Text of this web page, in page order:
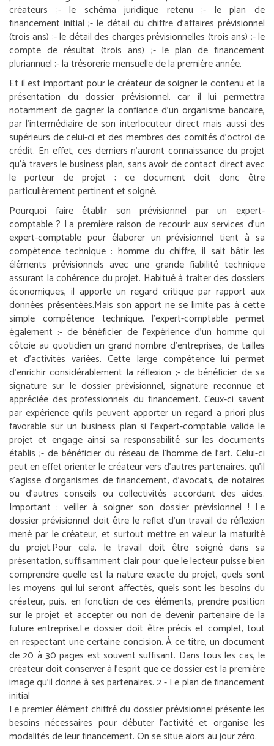
créateurs ;- le schéma juridique retenu ;- le plan de
financement initial ;- le détail du chiffre d’affaires prévisionnel
(trois ans) ;- le détail des charges prévisionnelles (trois ans) ;- le
compte de résultat (trois ans) ;- le plan de financement
pluriannuel ;- la trésorerie mensuelle de la première année.
Et il est important pour le créateur de soigner le contenu et la
présentation du dossier prévisionnel, car il lui permettra
notamment de gagner la confiance d’un organisme bancaire,
par l’intermédiaire de son interlocuteur direct mais aussi des
supérieurs de celui-ci et des membres des comités d’octroi de
crédit. En effet, ces derniers n’auront connaissance du projet
qu’à travers le business plan, sans avoir de contact direct avec
le porteur de projet ; ce document doit donc être
particulièrement pertinent et soigné.
Pourquoi faire établir son prévisionnel par un expert-
comptable ? La première raison de recourir aux services d’un
expert-comptable pour élaborer un prévisionnel tient à sa
compétence technique : homme du chiffre, il sait bâtir les
éléments prévisionnels avec une grande fiabilité technique
assurant la cohérence du projet. Habitué à traiter des dossiers
économiques, il apporte un regard critique par rapport aux
données présentées.Mais son apport ne se limite pas à cette
simple compétence technique, l’expert-comptable permet
également :- de bénéficier de l’expérience d’un homme qui
côtoie au quotidien un grand nombre d’entreprises, de tailles
et d’activités variées. Cette large compétence lui permet
d’enrichir considérablement la réflexion ;- de bénéficier de sa
signature sur le dossier prévisionnel, signature reconnue et
appréciée des professionnels du financement. Ceux-ci savent
par expérience qu’ils peuvent apporter un regard a priori plus
favorable sur un business plan si l’expert-comptable valide le
projet et engage ainsi sa responsabilité sur les documents
établis ;- de bénéficier du réseau de l’homme de l’art. Celui-ci
peut en effet orienter le créateur vers d’autres partenaires, qu’il
s’agisse d’organismes de financement, d’avocats, de notaires
ou d’autres conseils ou collectivités accordant des aides.
Important : veiller à soigner son dossier prévisionnel ! Le
dossier prévisionnel doit être le reflet d’un travail de réflexion
mené par le créateur, et surtout mettre en valeur la maturité
du projet.Pour cela, le travail doit être soigné dans sa
présentation, suffisamment clair pour que le lecteur puisse bien
comprendre quelle est la nature exacte du projet, quels sont
les moyens qui lui seront affectés, quels sont les besoins du
créateur, puis, en fonction de ces éléments, prendre position
sur le projet et accepter ou non de devenir partenaire de la
future entreprise.Le dossier doit être précis et complet, tout
en respectant une certaine concision. À ce titre, un document
de 20 à 30 pages est souvent suffisant. Dans tous les cas, le
créateur doit conserver à l’esprit que ce dossier est la première
image qu’il donne à ses partenaires.2 - Le plan de financement
initial
Le premier élément chiffré du dossier prévisionnel présente les
besoins nécessaires pour débuter l’activité et organise les
modalités de leur financement. On se situe alors au jour zéro.